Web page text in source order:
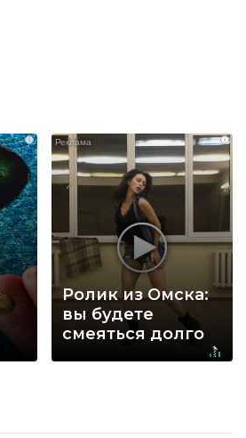
i i
Ролик из Омска:
вы будете
смеяться долго